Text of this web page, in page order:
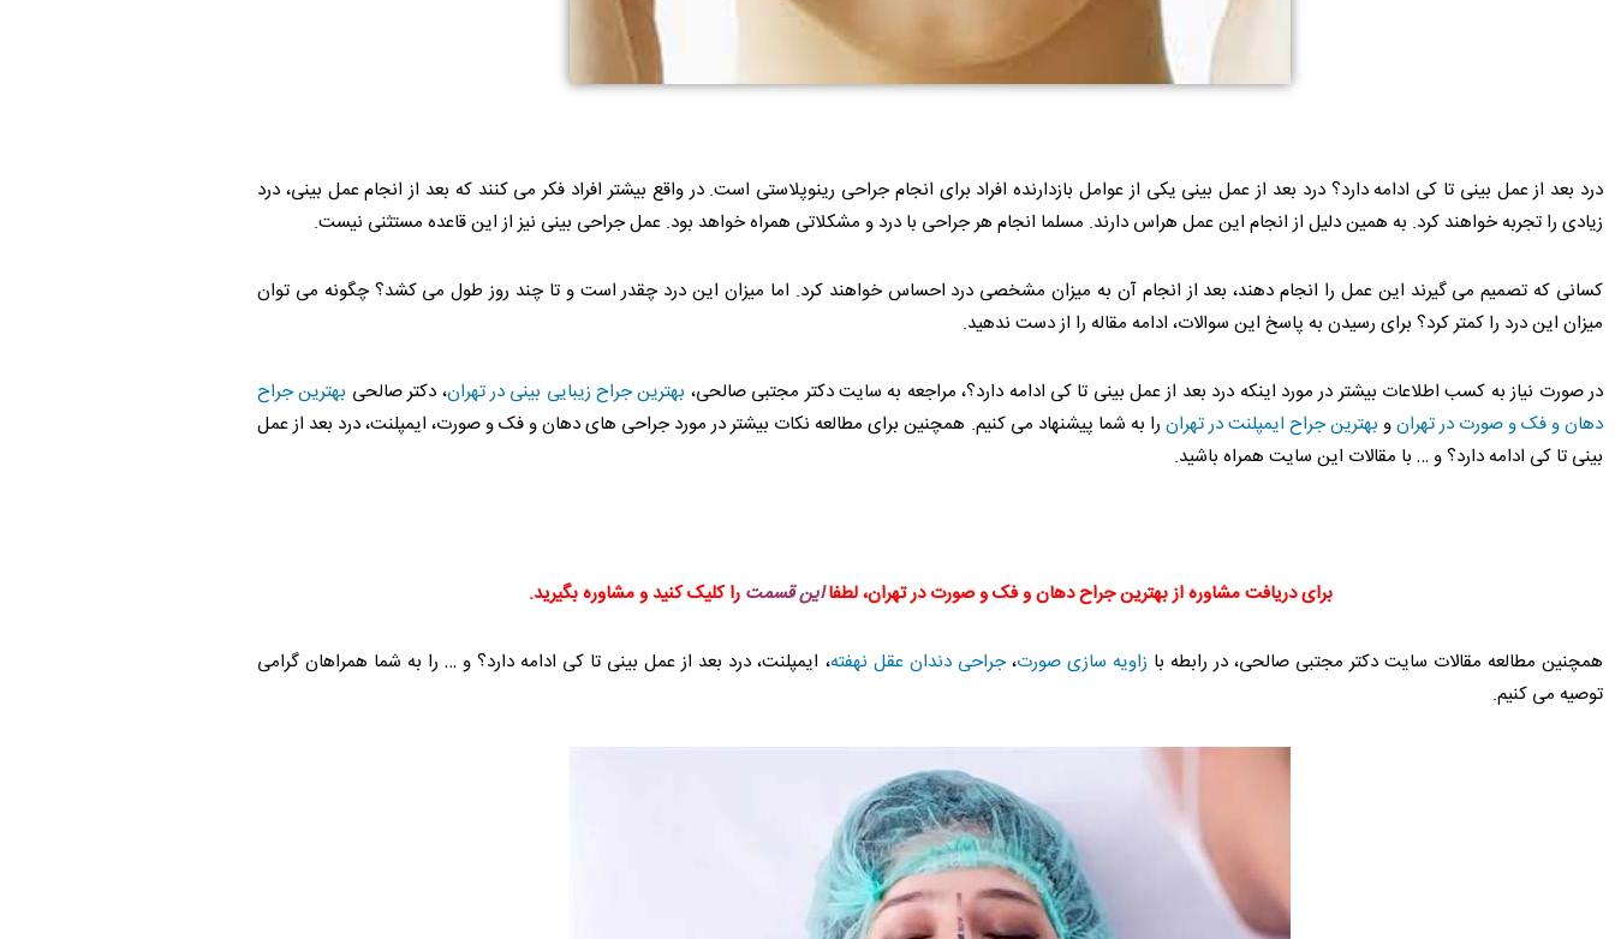
درد بعد از عمل بینی تا کی ادامه دارد؟ درد بعد از عمل بینی یکی از عوامل بازدارنده افراد برای انجام جراحی رینوپلاستی است. در واقع بیشتر افراد فکر می کنند که بعد از انجام عمل بینی، درد
زیادی را تجربه خواهند کرد. به همین دلیل از انجام این عمل هراس دارند. مسلما انجام هر جراحی با درد و مشکلاتی همراه خواهد بود. عمل جراحی بینی نیز از این قاعده مستثنی نیست.
کسانی که تصمیم می گیرند این عمل را انجام دهند، بعد از انجام آن به میزان مشخصی درد احساس خواهند کرد. اما میزان این درد چقدر است و تا چند روز طول می کشد؟ چگونه می توان
میزان این درد را کمتر کرد؟ برای رسیدن به پاسخ این سوالات، ادامه مقاله را از دست ندهید.
در صورت نیاز به کسب اطلاعات بیشتر در مورد اینکه درد بعد از عمل بینی تا کی ادامه دارد؟، مراجعه به سایت دکتر مجتبی صالحی، بهترین جراح زیبایی بینی در تهران، دکتر صالحی بهترین جراح
دهان و فک و صورت در تهرانو بهترین جراح ایمپلنت در تهران را به شما پیشنهاد می کنیم. همچنین برای مطالعه نکات بیشتر در مورد جراحی های دهان و فک و صورت، ایمپلنت، درد بعد از عمل
بینی تا کی ادامه دارد؟ و … با مقالات این سایت همراه باشید.
برای دریافت مشاوره از بهترین جراح دهان و فک و صورت در تهران، لطفااین قسمت را کلیک کنید و مشاوره بگیرید.
همچنین مطالعه مقالات سایت دکتر مجتبی صالحی، در رابطه با زاویه سازی صورت،جراحی دندان عقل نهفته، ایمپلنت، درد بعد از عمل بینی تا کی ادامه دارد؟ و … را به شما همراهان گرامی
توصیه می کنیم.